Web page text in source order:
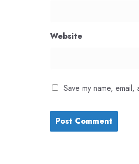
Website
Save my name,